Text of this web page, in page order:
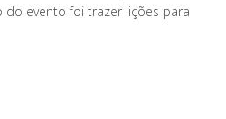
do evento foi trazer lições para